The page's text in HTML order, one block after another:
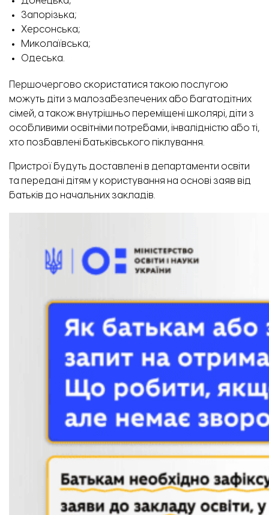
Запорізька;
Херсонська;
Миколаївська;
Одеська.
Першочергово скористатися такою послугою
можуть діти з малозабезпечених або багатодітних
сімей, а також внутрішньо переміщені школярі, діти з
особливими освітніми потребами, інвалідністю або ті,
хто позбавлені батьківського піклування.
Пристрої будуть доставлені в департаменти освіти
та передані дітям у користування на основі заяв від
батьків до начальних закладів.